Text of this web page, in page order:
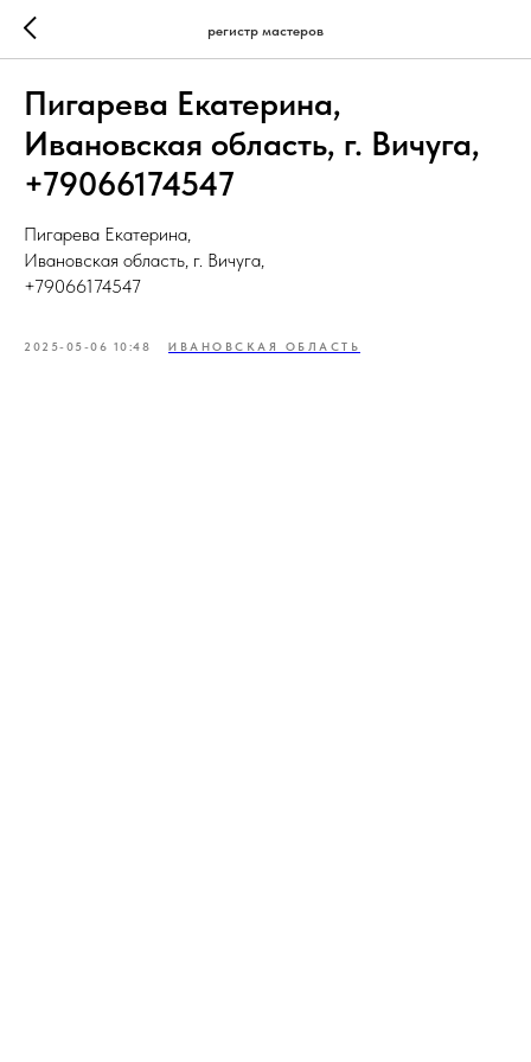
регистр мастеров
Пигарева Екатерина,
Ивановская область, г. Вичуга,
+79066174547
Пигарева Екатерина,
Ивановская область, г. Вичуга,
+79066174547
2025-05-06 10:48 ИВАНОВСКАЯ ОБЛАСТЬ